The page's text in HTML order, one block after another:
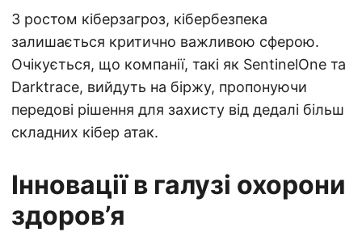
З ростом кіберзагроз, кібербезпека
залишається критично важливою сферою.
Очікується, що компанії, такі як SentinelOne та
Darktrace, вийдуть на біржу, пропонуючи
передові рішення для захисту від дедалі більш
складних кібер атак.
Інновації в галузі охорони
здоров’я